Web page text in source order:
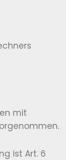
mit
ist Art. 6